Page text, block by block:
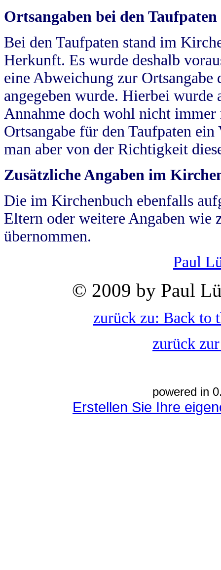
Ortsangaben bei den Taufpaten
Bei den Taufpaten stand im
Herkunft. Es wurde deshalb
eine Abweichung zur
angegeben wurde. Hierbei wurde
Annahme doch wohl nicht
Ortsangabe für den Taufpaten
man aber von der Richtigkeit
Zusätzliche Angaben im
Die im Kirchenbuch ebenfalls
Eltern oder weitere Angaben wie
übernommen.
Paul
© 2009 by Paul
zurück zu: Back to
zurück
powered in
Erstellen Sie Ihre